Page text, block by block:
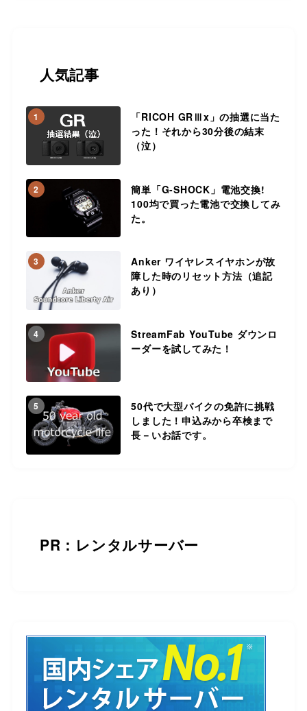
人気記事
1
「RICOH GRⅢx」の抽選に当た
った！それから30分後の結末
（泣）
2
簡単「G-SHOCK」電池交換!
100均で買った電池で交換してみ
た。
3
Anker ワイヤレスイヤホンが故
障した時のリセット方法（追記
あり）
4
StreamFab YouTube ダウンロ
ーダーを試してみた！
5
50代で大型バイクの免許に挑戦
しました！申込みから卒検まで
長－いお話です。
PR：レンタルサーバー